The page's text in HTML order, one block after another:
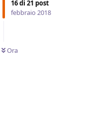
16di 21 post
febbraio 2018
Ora